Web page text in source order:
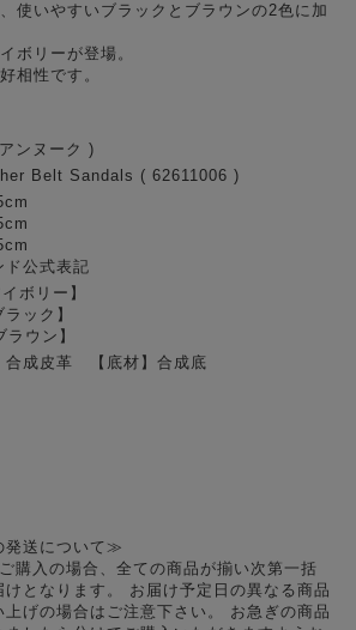
使いやすいブラックとブラウンの2色に加
ボリーが登場。
相性です。
ンヌーク )
Belt Sandals ( 62611006 )
公式表記
ボリー】
ック】
ラウン】
合成皮革 【底材】合成底
送について≫
購入の場合、全ての商品が揃い次第一括
けとなります。 お届け予定日の異なる商品
上げの場合はご注意下さい。 お急ぎの商品